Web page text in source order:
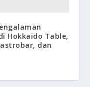
Hokkaido Table,
dan